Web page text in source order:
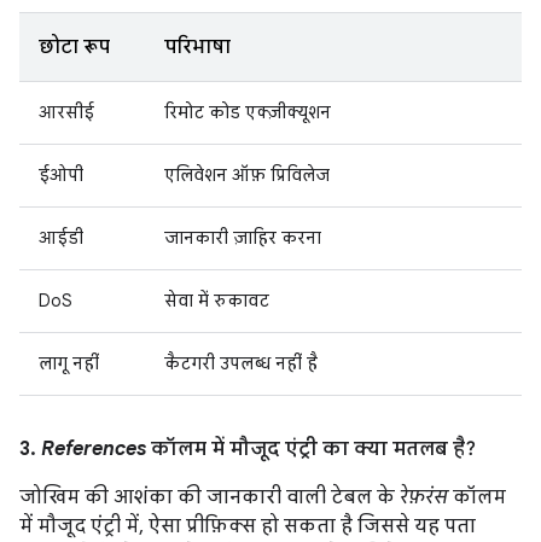
छोटा रूप परिभाषा
आरसीई रिमोट कोड एक्ज़ीक्यूशन
ईओपी एलिवेशन ऑफ़ प्रिविलेज
आईडी जानकारी ज़ाहिर करना
DoS सेवा में रुकावट
लागू नहीं कैटगरी उपलब्ध नहीं है
3. References कॉलम में मौजूद एंट्री का क्या मतलब है?
जोखिम की आशंका की जानकारी वाली टेबल के रेफ़रंसकॉलम
में मौजूद एंट्री में, ऐसा प्रीफ़िक्स हो सकता है जिससे यह पता